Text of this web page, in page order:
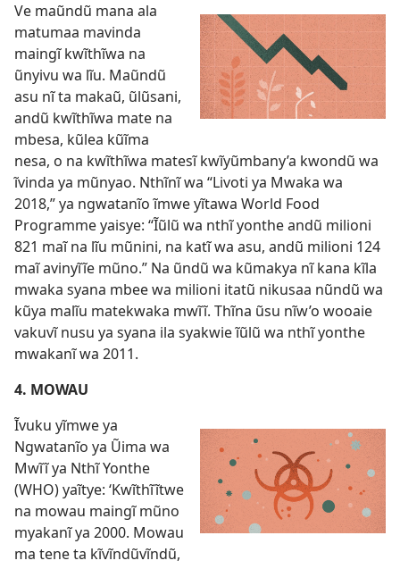
Ve maũndũ mana ala
matumaa mavinda
maingĩ kwĩthĩwa na
ũnyivu wa lĩu. Maũndũ
asu nĩ ta makaũ, ũlũsani,
andũ kwĩthĩwa mate na
mbesa, kũlea kũĩma
nesa, o na kwĩthĩwa matesĩ kwĩyũmbany’a kwondũ wa
ĩvinda ya mũnyao. Nthĩnĩ wa “Livoti ya Mwaka wa
2018,” ya ngwatanĩo ĩmwe yĩtawa World Food
Programme yaisye: “Ĩũlũ wa nthĩ yonthe andũ milioni
821 maĩ na lĩu mũnini, na katĩ wa asu, andũ milioni 124
maĩ avinyĩĩe mũno.” Na ũndũ wa kũmakya nĩ kana kĩla
mwaka syana mbee wa milioni itatũ nikusaa nũndũ wa
kũya malĩu matekwaka mwĩĩ. Thĩna ũsu nĩw’o wooaie
vakuvĩ nusu ya syana ila syakwie ĩũlũ wa nthĩ yonthe
mwakanĩ wa 2011.
4. MOWAU
Ĩvuku yĩmwe ya
Ngwatanĩo ya Ũima wa
Mwĩĩ ya Nthĩ Yonthe
(WHO) yaĩtye: ‘Kwĩthĩĩtwe
na mowau maingĩ mũno
myakanĩ ya 2000. Mowau
ma tene ta kĩvĩndũvĩndũ,